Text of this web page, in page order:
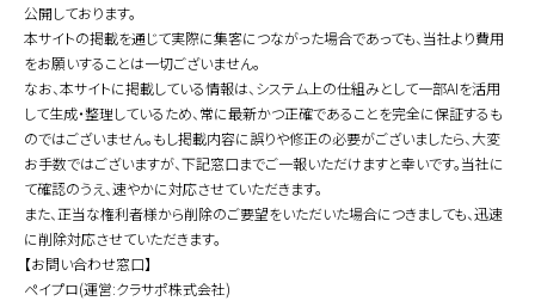
公開しております。
本サイトの掲載を通じて実際に集客につながった場合であっても、当社より費用
をお願いすることは一切ございません。
なお、本サイトに掲載している情報は、システム上の仕組みとして一部AIを活用
して生成・整理しているため、常に最新かつ正確であることを完全に保証するも
のではございません。もし掲載内容に誤りや修正の必要がございましたら、大変
お手数ではございますが、下記窓口までご一報いただけますと幸いです。当社に
て確認のうえ、速やかに対応させていただきます。
また、正当な権利者様から削除のご要望をいただいた場合につきましても、迅速
に削除対応させていただきます。
【お問い合わせ窓口】
ペイプロ(運営:クラサポ株式会社)